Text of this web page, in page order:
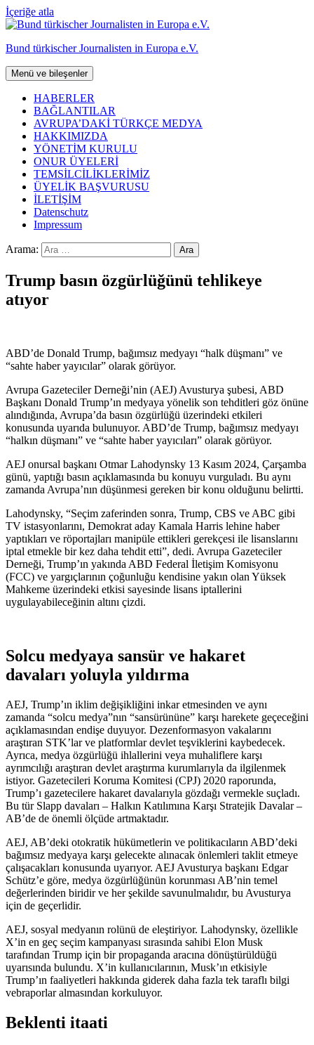
İçeriğe atla
Bund türkischer Journalisten in Europa e.V.
Menü ve bileşenler
HABERLER
BAĞLANTILAR
AVRUPA’DAKİ TÜRKÇE MEDYA
HAKKIMIZDA
YÖNETİM KURULU
ONUR ÜYELERİ
TEMSİLCİLİKLERİMİZ
ÜYELİK BAŞVURUSU
İLETİŞİM
Datenschutz
Impressum
Arama:
Trump basın özgürlüğünü tehlikeye
atıyor
ABD’de Donald Trump, bağımsız medyayı “halk düşmanı” ve
“sahte haber yayıcılar” olarak görüyor.
Avrupa Gazeteciler Derneği’nin (AEJ) Avusturya şubesi, ABD
Başkanı Donald Trump’ın medyaya yönelik son tehditleri göz önüne
alındığında, Avrupa’da basın özgürlüğü üzerindeki etkileri
konusunda uyarıda bulunuyor. ABD’de Trump, bağımsız medyayı
“halkın düşmanı” ve “sahte haber yayıcıları” olarak görüyor.
AEJ onursal başkanı Otmar Lahodynsky 13 Kasım 2024, Çarşamba
günü, yaptığı basın açıklamasında bu konuyu vurguladı. Bu aynı
zamanda Avrupa’nın düşünmesi gereken bir konu olduğunu belirtti.
Lahodynsky, “Seçim zaferinden sonra, Trump, CBS ve ABC gibi
TV istasyonlarını, Demokrat aday Kamala Harris lehine haber
yaptıkları ve röportajları manipüle ettikleri gerekçesi ile lisanslarını
iptal etmekle bir kez daha tehdit etti”, dedi. Avrupa Gazeteciler
Derneği, Trump’ın yakında ABD Federal İletişim Komisyonu
(FCC) ve yargıçlarının çoğunluğu kendisine yakın olan Yüksek
Mahkeme üzerindeki etkisi sayesinde lisans iptallerini
uygulayabileceğinin altını çizdi.
Solcu medyaya sansür ve hakaret
davaları yoluyla yıldırma
AEJ, Trump’ın iklim değişikliğini inkar etmesinden ve aynı
zamanda “solcu medya”nın “sansürününe” karşı harekete geçeceğini
açıklamasından endişe duyuyor. Dezenformasyon vakalarını
araştıran STK’lar ve platformlar devlet teşviklerini kaybedecek.
Ayrıca, medya özgürlüğü ihlallerini veya muhaliflere karşı
ayrımcılığı araştıran devlet araştırma kurumlarıyla da ilgilenmek
istiyor. Gazetecileri Koruma Komitesi (CPJ) 2020 raporunda,
Trump’ı gazetecilere hakaret davalarıyla gözdağı vermekle suçladı.
Bu tür Slapp davaları – Halkın Katılımına Karşı Stratejik Davalar –
AB’de de önemli ölçüde artmaktadır.
AEJ, AB’deki otokratik hükümetlerin ve politikacıların ABD’deki
bağımsız medyaya karşı gelecekte alınacak önlemleri taklit etmeye
çalışacakları konusunda uyarıyor. AEJ Avusturya başkanı Edgar
Schütz’e göre, medya özgürlüğünün korunması AB’nin temel
değerlerinden biridir ve her şekilde savunulmalıdır, bu Avusturya
için de geçerlidir.
AEJ, sosyal medyanın rolünü de eleştiriyor. Lahodynsky, özellikle
X’in en geç seçim kampanyası sırasında sahibi Elon Musk
tarafından Trump için bir propaganda aracına dönüştürüldüğü
uyarısında bulundu. X’in kullanıcılarının, Musk’ın etkisiyle
Trump’ın faaliyetleri hakkında giderek daha fazla tek taraflı bilgi
vebraporlar almasından korkuluyor.
Beklenti itaati